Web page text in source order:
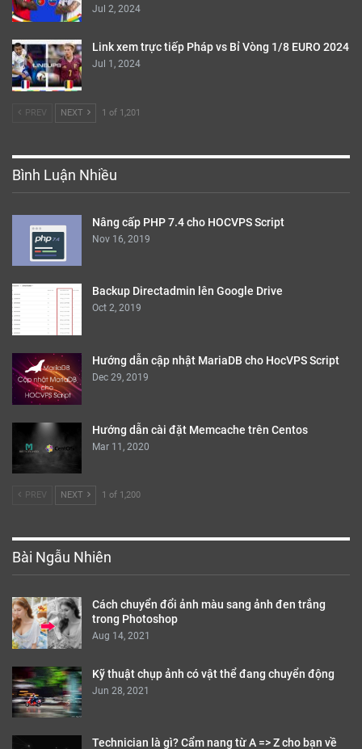
Jul 2, 2024
Link xem trực tiếp Pháp vs Bỉ Vòng 1/8 EURO 2024
Jul 1, 2024
PREV NEXT 1 of 1,201
Bình Luận Nhiều
Nâng cấp PHP 7.4 cho HOCVPS Script
Nov 16, 2019
Backup Directadmin lên Google Drive
Oct 2, 2019
Hướng dẫn cập nhật MariaDB cho HocVPS Script
Dec 29, 2019
Hướng dẫn cài đặt Memcache trên Centos
Mar 11, 2020
PREV NEXT 1 of 1,200
Bài Ngẫu Nhiên
Cách chuyển đổi ảnh màu sang ảnh đen trắng
trong Photoshop
Aug 14, 2021
Kỹ thuật chụp ảnh có vật thể đang chuyển động
Jun 28, 2021
Technician là gì? Cẩm nang từ A => Z cho bạn về